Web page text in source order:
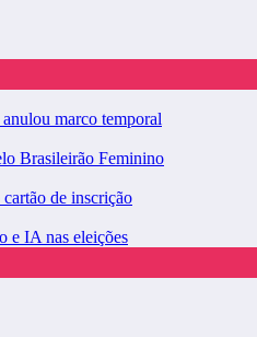
marco temporal
Brasileirão Feminino
de inscrição
e IA nas eleições